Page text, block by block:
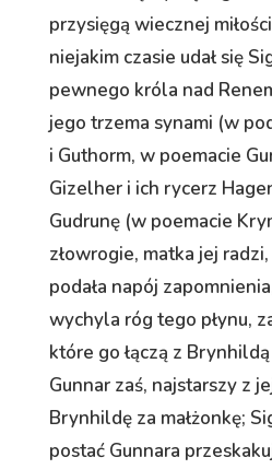
przysięgą wiecznej
niejakim czasie udał się
pewnego króla nad
jego trzema synami (w
i Guthorm, w poemacie
Gizelher i ich rycerz
Gudrunę (w poemacie
złowrogie, matka jej
podała napój
wychyla róg tego płynu,
które go łączą z
Gunnar zaś, najstarszy z
Brynhildę za małżonkę;
postać Gunnara